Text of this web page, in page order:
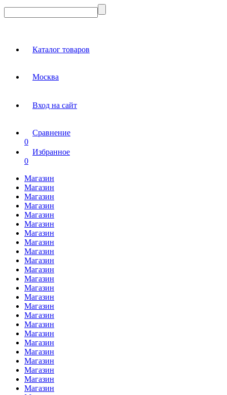
Каталог товаров
Москва
Вход на сайт
Сравнение
0
Избранное
0
Магазин
Магазин
Магазин
Магазин
Магазин
Магазин
Магазин
Магазин
Магазин
Магазин
Магазин
Магазин
Магазин
Магазин
Магазин
Магазин
Магазин
Магазин
Магазин
Магазин
Магазин
Магазин
Магазин
Магазин